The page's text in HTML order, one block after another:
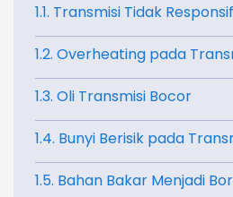
1.1. Transmisi Tidak Responsif
1.2. Overheating pada
1.3. Oli Transmisi Bocor
1.4. Bunyi Berisik pada
1.5. Bahan Bakar Menjadi